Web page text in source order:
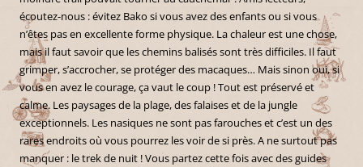
écoutez-nous : évitez Bako si vous avez des enfants ou si vous
n’êtes pas en excellente forme physique. La chaleur est une chose,
mais il faut savoir que les chemins balisés sont très difficiles. Il faut
grimper, s’accrocher, se protéger des macaques… Mais sinon oui, si
vous en avez le courage, ça vaut le coup ! Tout est préservé et
calme. Les paysages de la plage, des falaises et de la jungle
exceptionnels. Les nasiques ne sont pas farouches et c’est un des
rares endroits où vous pourrez les voir de si près. A ne surtout pas
manquer : le trek de nuit ! Vous partez cette fois avec des guides